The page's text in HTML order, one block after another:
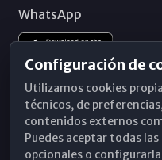
WhatsApp
Configuración de
Utilizamos cookies
técnicos, de
contenidos externos
Puedes aceptar todas
opcionales o